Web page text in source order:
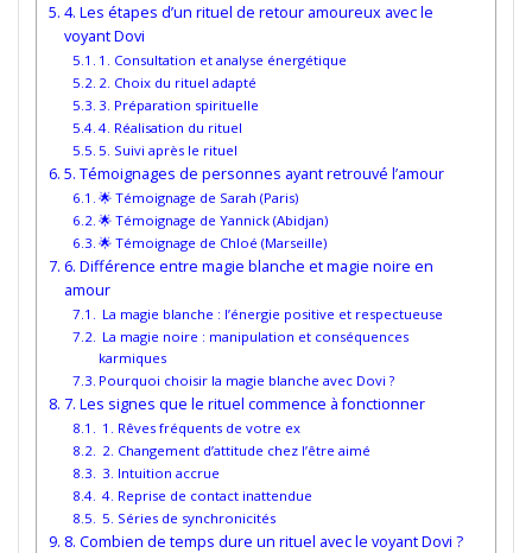
4. Les étapes d’un rituel de retour amoureux avec le
voyant Dovi
1. Consultation et analyse énergétique
2. Choix du rituel adapté
3. Préparation spirituelle
4. Réalisation du rituel
5. Suivi après le rituel
5. Témoignages de personnes ayant retrouvé l’amour
🌟 Témoignage de Sarah (Paris)
🌟 Témoignage de Yannick (Abidjan)
🌟 Témoignage de Chloé (Marseille)
6. Différence entre magie blanche et magie noire en
amour
La magie blanche : l’énergie positive et respectueuse
La magie noire : manipulation et conséquences
karmiques
Pourquoi choisir la magie blanche avec Dovi ?
7. Les signes que le rituel commence à fonctionner
1. Rêves fréquents de votre ex
2. Changement d’attitude chez l’être aimé
3. Intuition accrue
4. Reprise de contact inattendue
5. Séries de synchronicités
8. Combien de temps dure un rituel avec le voyant Dovi ?